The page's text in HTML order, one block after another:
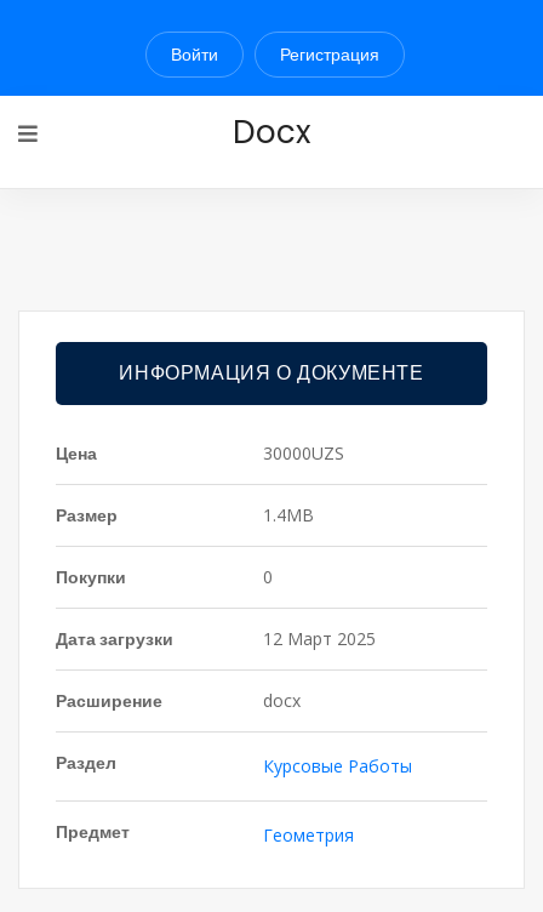
Войти Регистрация
Docx
ИНФОРМАЦИЯ О ДОКУМЕНТЕ
Цена 30000UZS
Размер 1.4MB
Покупки 0
Дата загрузки 12 Март 2025
Расширение docx
Раздел Курсовые Работы
Предмет Геометрия